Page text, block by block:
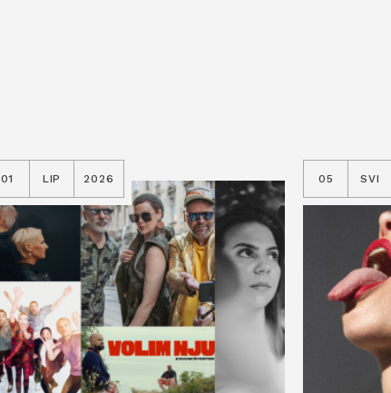
01 LIP 2026 05 SVI